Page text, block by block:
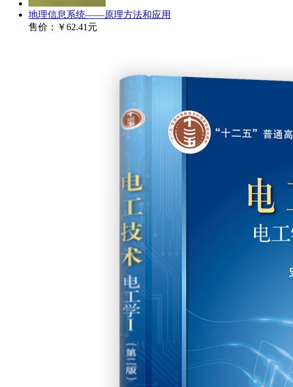
地理信息系统——原理方法和应用
售价：
￥62.41元